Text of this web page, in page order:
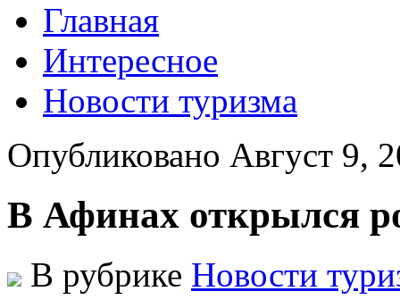
Главная
Интересное
Новости туризма
Опубликовано Август 9,
В Афинах открылся
В рубрике Новости